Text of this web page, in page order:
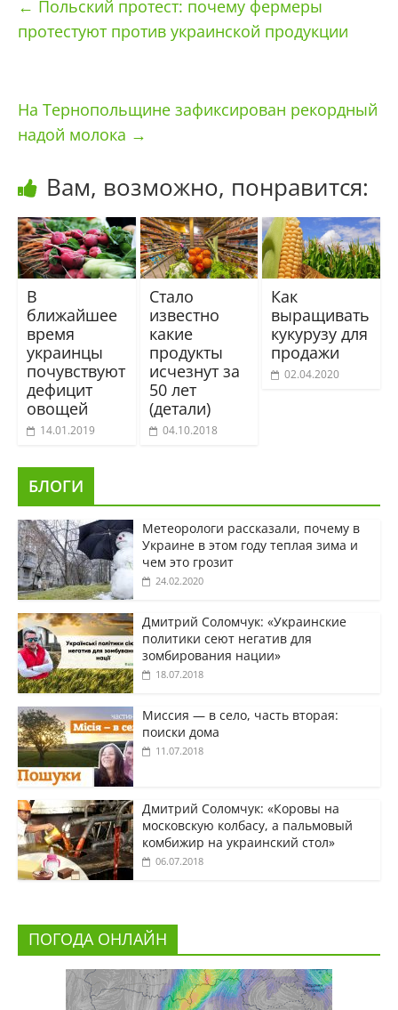
← Польский протест: почему фермеры
протестуют против украинской продукции
На Тернопольщине зафиксирован рекордный
надой молока →
Вам, возможно, понравится:
В
ближайшее
время
украинцы
почувствуют
дефицит
овощей
14.01.2019
Стало
известно
какие
продукты
исчезнут за
50 лет
(детали)
04.10.2018
Как
выращивать
кукурузу для
продажи
02.04.2020
БЛОГИ
Метеорологи рассказали, почему в
Украине в этом году теплая зима и
чем это грозит
24.02.2020
Дмитрий Соломчук: «Украинские
политики сеют негатив для
зомбирования нации»
18.07.2018
Миссия — в село, часть вторая:
поиски дома
11.07.2018
Дмитрий Соломчук: «Коровы на
московскую колбасу, а пальмовый
комбижир на украинский стол»
06.07.2018
ПОГОДА ОНЛАЙН